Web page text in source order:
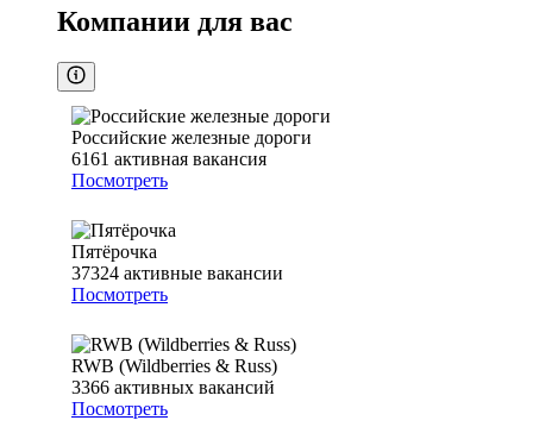
Компании для вас
Российские железные дороги
6161 активная вакансия
Посмотреть
Пятёрочка
37324 активные вакансии
Посмотреть
RWB (Wildberries & Russ)
3366 активных вакансий
Посмотреть